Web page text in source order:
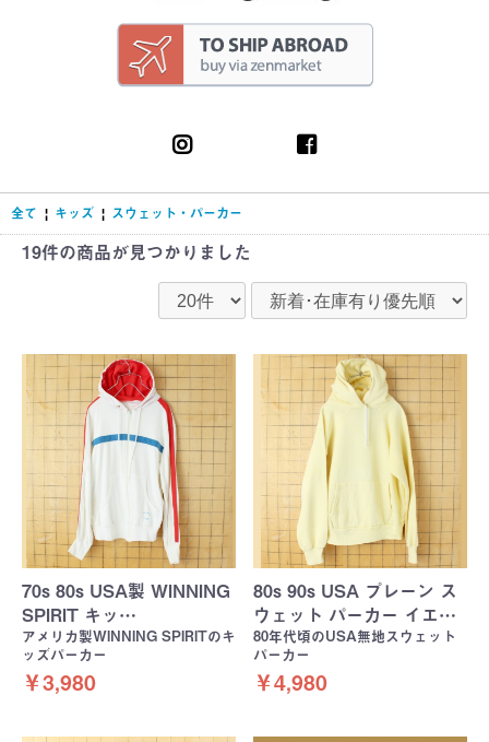
全て | キッズ | スウェット・パーカー
19件の商品が見つかりました
70s 80s USA製 WINNING
SPIRIT キッ…
アメリカ製WINNING SPIRITのキ
ッズパーカー
￥3,980
80s 90s USA プレーン ス
ウェット パーカー イエ…
80年代頃のUSA無地スウェット
パーカー
￥4,980